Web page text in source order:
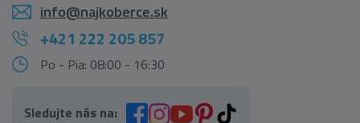
info@najkoberce.sk
+421 222 205 857
Po - Pia: 08:00 - 16:30
Sledujte nás na: